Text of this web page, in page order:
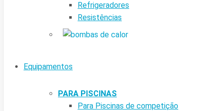
Refrigeradores
Resistências
Equipamentos
PARA PISCINAS
Para Piscinas de competição